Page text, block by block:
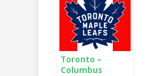
Toronto –
Columbus